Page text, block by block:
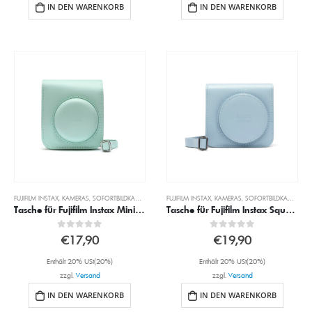
IN DEN WARENKORB IN DEN WARENKORB
FUJIFILM INSTAX KAMERAS SOFORTBILDKAMERAS
Tasche für Fujifilm Instax Mini in Mint Grün
out of 5
€17,90
Enthält 20% USt(20%)
zzgl.Versand
IN DEN WARENKORB
FUJIFILM INSTAX KAMERAS SOFORTBILDKAMERAS
Tasche für Fujifilm Instax Square SQ1 in Blau
out of 5
€19,90
Enthält 20% USt(20%)
zzgl.Versand
IN DEN WARENKORB